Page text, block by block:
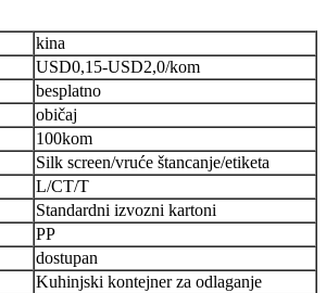
kina
USD0,15-USD2,0/kom
besplatno
običaj
100kom
Silk screen/vruće štancanje/etiketa
L/CT/T
Standardni izvozni kartoni
PP
dostupan
Kuhinjski kontejner za odlaganje